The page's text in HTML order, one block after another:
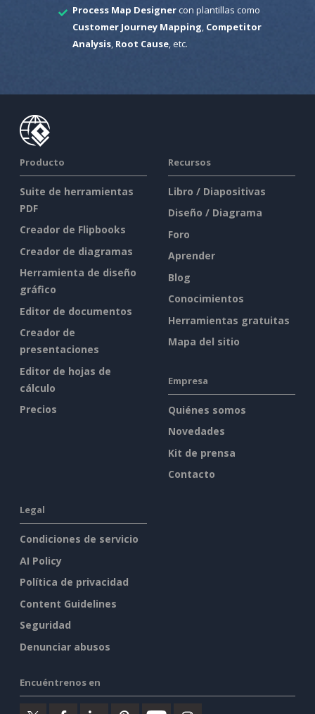
Process Map Designercon plantillas como
Customer Journey Mapping Competitor
Analysis, Root Cause, etc.
Producto
Suite de herramientas
PDF
Creador de Flipbooks
Creador de diagramas
Herramienta de diseño
gráfico
Editor de documentos
Creador de
presentaciones
Editor de hojas de
cálculo
Precios
Recursos
Libro / Diapositivas
Diseño / Diagrama
Foro
Aprender
Blog
Conocimientos
Herramientas gratuitas
Mapa del sitio
Empresa
Quiénes somos
Novedades
Kit de prensa
Contacto
Legal
Condiciones de servicio
AI Policy
Política de privacidad
Content Guidelines
Seguridad
Denunciar abusos
Encuéntrenos en